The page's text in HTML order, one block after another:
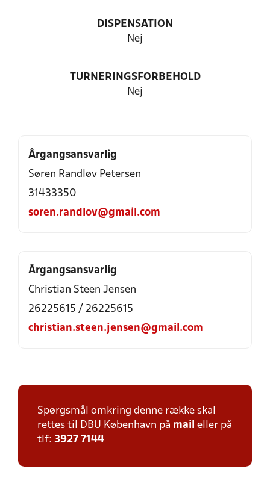
DISPENSATION
Nej
TURNERINGSFORBEHOLD
Nej
Årgangsansvarlig
Søren Randløv Petersen
31433350
soren.randlov@gmail.com
Årgangsansvarlig
Christian Steen Jensen
26225615 / 26225615
christian.steen.jensen@gmail.com
Spørgsmål omkring denne række skal
rettes til DBU København på mail eller på
tlf: 3927 7144